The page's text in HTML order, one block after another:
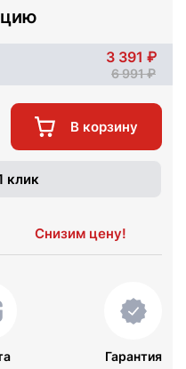
3 391
6 991
В корзину
клик
Снизим цену!
Гарантия